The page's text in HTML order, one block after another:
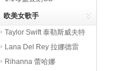
欧美女歌手
Taylor Swift 泰勒斯威夫特
Lana Del Rey 拉娜德雷
Rihanna 蕾哈娜